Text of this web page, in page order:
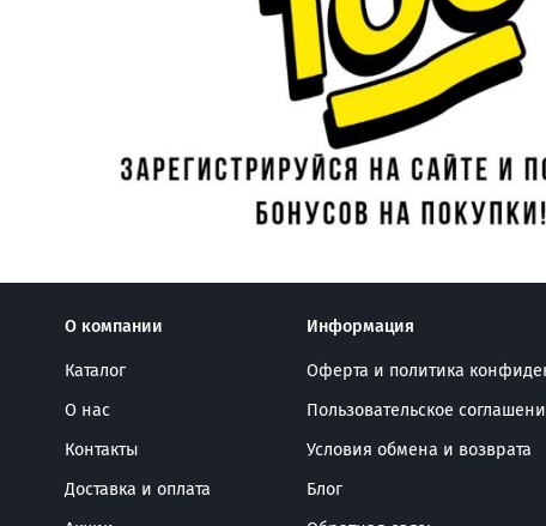
О компании
Каталог
О нас
Контакты
Доставка и оплата
Информация
Оферта и политика
Пользовательское
Условия обмена и возврата
Блог